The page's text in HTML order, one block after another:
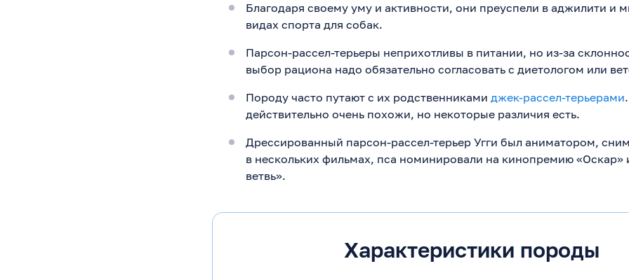
Благодаря своему уму и активности, они преуспели в аджилити и
видах спорта для собак.
Парсон-рассел-терьеры неприхотливы в питании, но из-за
выбор рациона надо обязательно согласовать с диетологом или
Породу часто путают с их родственниками джек-рассел-терьерами
действительно очень похожи, но некоторые различия есть.
Дрессированный парсон-рассел-терьер Угги был аниматором,
в нескольких фильмах, пса номинировали на кинопремию «Оскар»
ветвь».
Характеристики породы